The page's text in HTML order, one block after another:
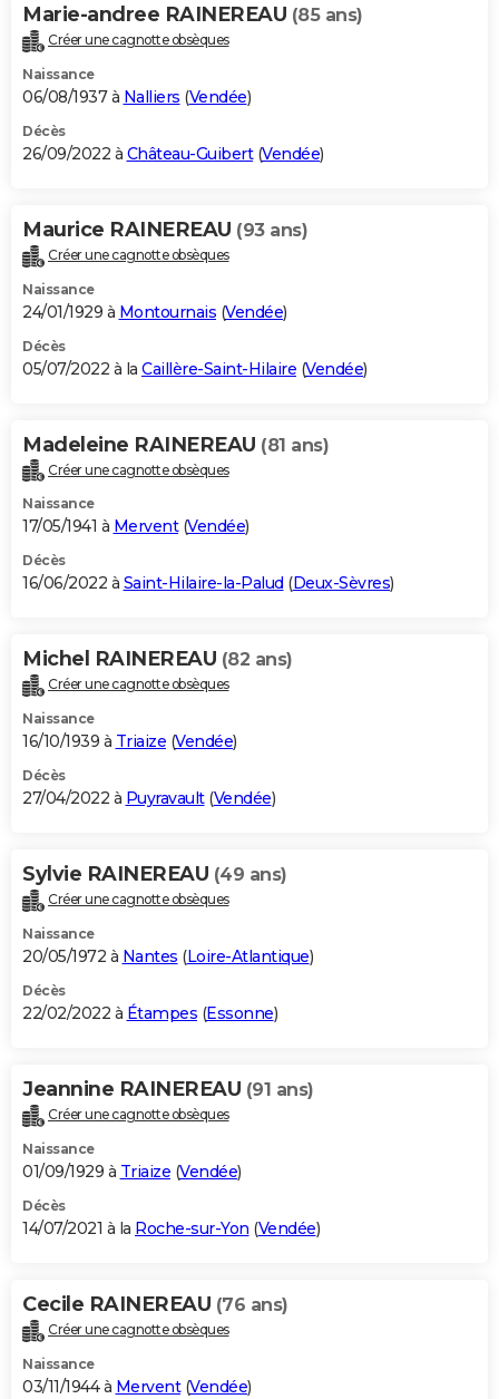
Bricolage
Lifestyle
Culture
Sport
Auto
Television
Voyage
Cinema
Marie-andree RAINEREAU (85 ans)
Créer une cagnotte obsèques
Naissance
06/08/1937 à Nalliers (Vendée)
Décès
26/09/2022 à Château-Guibert(Vendée)
Maurice RAINEREAU (93 ans)
Créer une cagnotte obsèques
Naissance
24/01/1929 à Montournais (Vendée)
Décès
05/07/2022 à la Caillère-Saint-Hilaire (Vendée)
Madeleine RAINEREAU (81 ans)
Créer une cagnotte obsèques
Naissance
17/05/1941 à Mervent(Vendée)
Décès
16/06/2022 à Saint-Hilaire-la-Palud (Deux-Sèvres)
Michel RAINEREAU (82 ans)
Créer une cagnotte obsèques
Naissance
16/10/1939 à Triaize (Vendée)
Décès
27/04/2022 à Puyravault(Vendée)
Sylvie RAINEREAU (49 ans)
Créer une cagnotte obsèques
Naissance
20/05/1972 à Nantes (Loire-Atlantique)
Décès
22/02/2022 à Étampes (Essonne)
Jeannine RAINEREAU (91 ans)
Créer une cagnotte obsèques
Naissance
01/09/1929 à Triaize (Vendée)
Décès
14/07/2021 à la Roche-sur-Yon (Vendée)
Cecile RAINEREAU (76 ans)
Créer une cagnotte obsèques
Naissance
03/11/1944 à Mervent(Vendée)